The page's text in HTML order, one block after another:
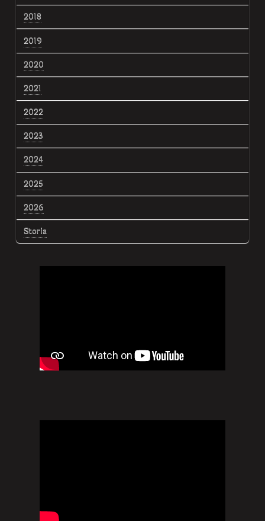
2018
2019
2020
2021
2022
2023
2024
2025
2026
Storia